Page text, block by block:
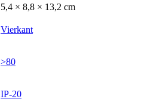
5,4 × 8,8 × 13,2 cm
Vierkant
>80
IP-20